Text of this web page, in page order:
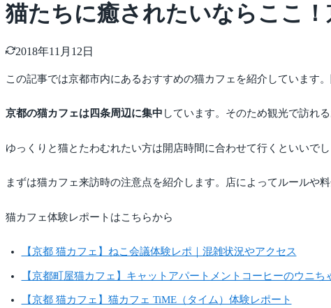
猫たちに癒されたいならここ
2018年11月12日
この記事では京都市内にあるおすすめの猫カフェを紹介しています
京都の猫カフェは四条周辺に集中 しています。そのため観光で訪れ
ゆっくりと猫とたわむれたい方は開店時間に合わせて行くといいでし
まずは猫カフェ来訪時の注意点を紹介します。店によってルールや
猫カフェ体験レポートはこちらから
【京都 猫カフェ】ねこ会議体験レポ｜混雑状況やアクセス
【京都町屋猫カフェ】キャットアパートメントコーヒーのウニち
【京都 猫カフェ】猫カフェ TiME（タイム）体験レポート